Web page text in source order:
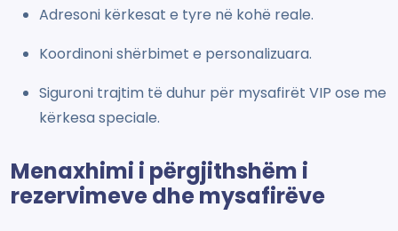
Adresoni kërkesat e tyre në kohë reale.
Koordinoni shërbimet e personalizuara.
Siguroni trajtim të duhur për mysafirët VIP ose me
kërkesa speciale.
Menaxhimi i përgjithshëm i
rezervimeve dhe mysafirëve